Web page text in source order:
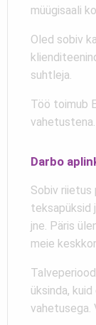
müügisaali
Oled sobiv
suhtleja.
Töö toimub
Darbo
Sobiv
teksapüksid
jne. Päris
meie
üksinda,
vahetusega.